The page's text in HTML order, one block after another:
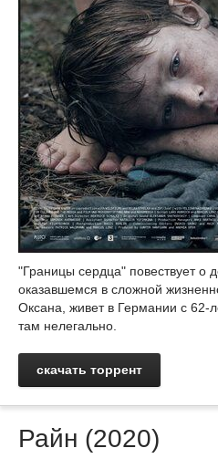
"Границы сердца" повествует о
оказавшемся в сложной
Оксана, живет в Германии с 62-
там нелегально.
скачать торрент
Райн (2020)